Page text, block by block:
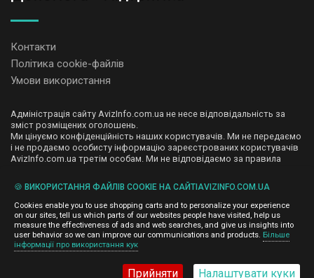
Контакти
Політика cookie-файлів
Умови використання
Адміністрація сайту AvizInfo.com.ua не несе відповідальність за
зміст розміщених оголошень.
Ми цінуємо конфіденційність наших користувачів. Ми не передаємо
і не продаємо особисту інформацію зареєстрованих користувачів
AvizInfo.com.ua третім особам. Ми не відповідаємо за правила
деяких сторінках нашого сайту представлена реклама Google
Adsense Advertising Network. Щоб дізнатися детальніше про
правила конфіденційності Googleнатисніть тут.
©2008-2026,AvizInfo.com.ua
🍪 ВИКОРИСТАННЯ ФАЙЛІВ COOKIE НА САЙТІAVIZINFO.COM.UA
Cookies enable you to use shopping carts and to personalize your experience
on our sites, tell us which parts of our websites people have visited, help us
measure the effectiveness of ads and web searches, and give us insights into
user behavior so we can improve our communications and products. Більше
інформації про використання кук
Прийняти Налаштувати куки